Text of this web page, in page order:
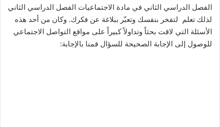
الفصل الدراسي الثاني في مادة الاجتماعيات الفصل الدراسي الثاني
لذلك تعلم لتفخر بنفسك وتعبّر ببلاغة عن فكرك. وكان من أحد هذه
الأسئلة التي لاقت بحثاً وتداولاً كبيراً على مواقع التواصل الاجتماعي
للوصول إلى الإجابة الصحيحة للسؤال قمنا بالإجابة: